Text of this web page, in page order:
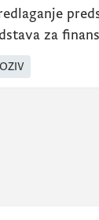
za